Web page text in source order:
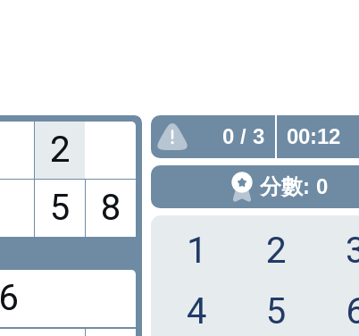
2
5
8
6
0 / 3 00:13
分數: 0
1 2
4
5